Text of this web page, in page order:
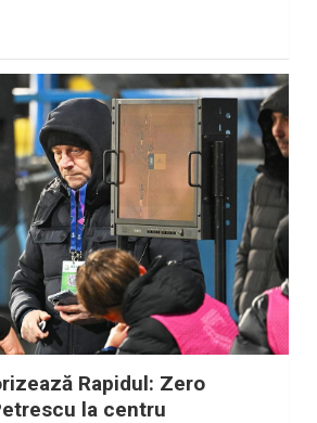
Rapidul: Zero
la centru